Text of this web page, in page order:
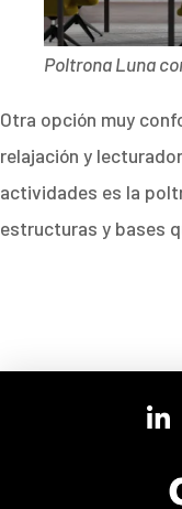
Poltrona Luna
Otra opción muy
relajación y
actividades es la
estructuras y bases